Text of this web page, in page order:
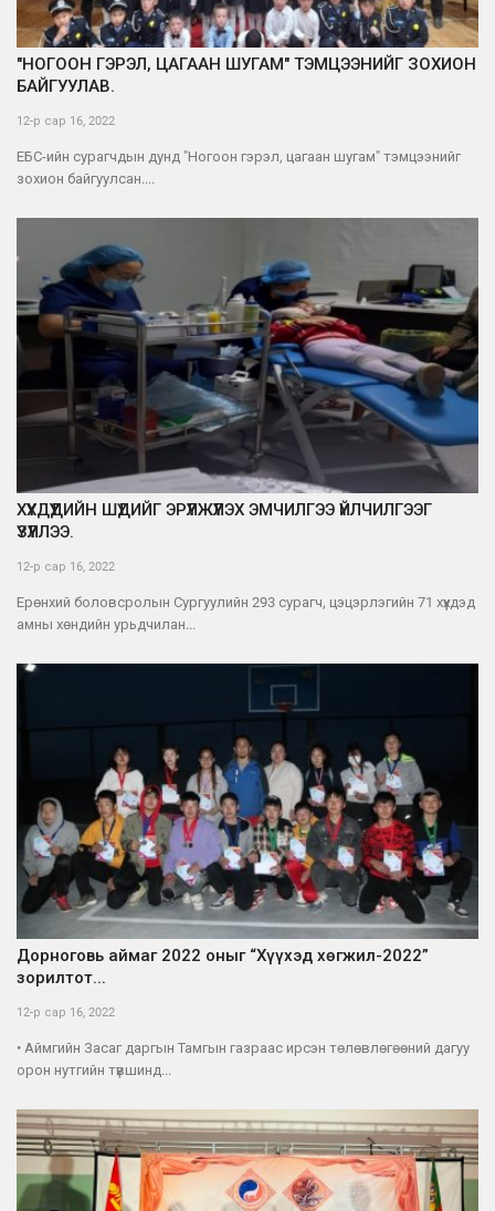
"НОГООН ГЭРЭЛ, ЦАГААН ШУГАМ" ТЭМЦЭЭНИЙГ ЗОХИОН
БАЙГУУЛАВ.
12-р сар 16, 2022
ЕБС-ийн сурагчдын дунд "Ногоон гэрэл, цагаан шугам" тэмцээнийг
зохион байгуулсан....
ХҮҮХДҮҮДИЙН ШҮДИЙГ ЭРҮҮЛЖҮҮЛЭХ ЭМЧИЛГЭЭ ҮЙЛЧИЛГЭЭГ
ҮЗҮҮЛЛЭЭ.
12-р сар 16, 2022
Ерөнхий боловсролын Сургуулийн 293 сурагч, цэцэрлэгийн 71 хүүхдэд
амны хөндийн урьдчилан...
Дорноговь аймаг 2022 оныг “Хүүхэд хөгжил-2022”
зорилтот...
12-р сар 16, 2022
• Аймгийн Засаг даргын Тамгын газраас ирсэн төлөвлөгөөний дагуу
орон нутгийн түвшинд...